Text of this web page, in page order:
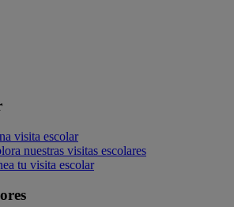
visita escolar
nuestras visitas escolares
tu visita escolar